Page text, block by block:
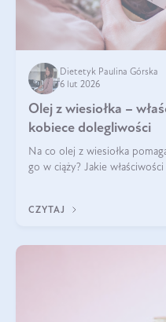
Dietetyk Paulina Górska
6 lut 2026
Olej z wiesiołka –
kobiece dolegliwości
Na co olej z wiesiołka
go w ciąży? Jakie
CZYTAJ